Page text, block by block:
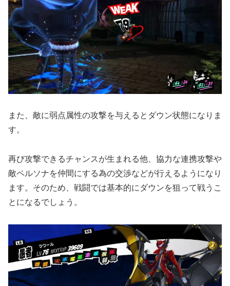
また、敵に弱点属性の攻撃を与えるとダウン状態になりま
す。
再び攻撃できるチャンスが生まれる他、協力な連携攻撃や
敵ペルソナを仲間にする為の交渉などが行えるようになり
ます。そのため、戦闘では基本的にダウンを狙って戦うこ
とになるでしょう。